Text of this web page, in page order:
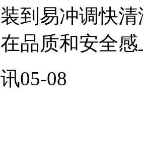
到易冲调快
品质和安全
05-08